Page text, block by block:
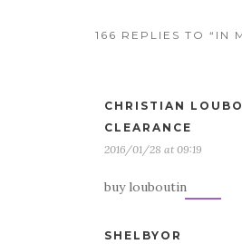
166 REPLIES TO “IN
CHRISTIAN
CLEARANCE
2016/01/28 at 09:19
buy louboutin
SHELBYOR